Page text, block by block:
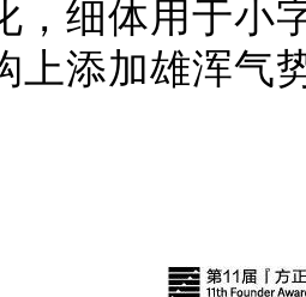
，细体用于小
上添加雄浑气